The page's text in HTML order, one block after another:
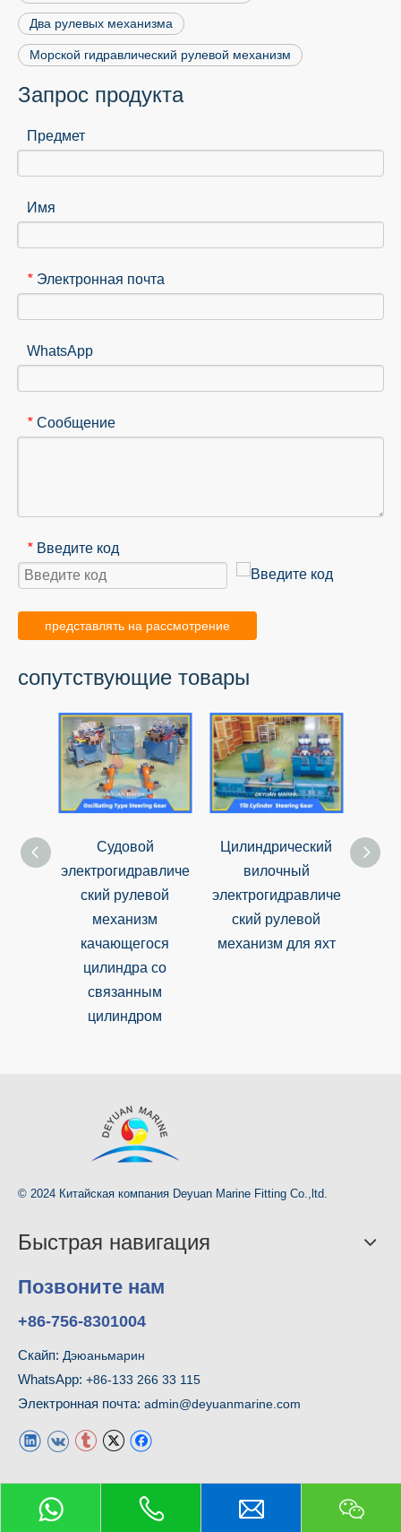
Два рулевых механизма
Морской гидравлический рулевой механизм
Запрос продукта
Предмет
Имя
* Электронная почта
WhatsApp
* Сообщение
* Введите код
представлять на рассмотрение
сопутствующие товары
Судовой
электрогидравличе
ский рулевой
механизм
качающегося
цилиндра со
связанным
цилиндром
Цилиндрический
вилочный
электрогидравличе
ский рулевой
механизм для яхт
© 2024 Китайская компания Deyuan Marine Fitting Co.,ltd.
Быстрая навигация
Позвоните нам
+86-756-8301004
Скайп: Дэюаньмарин
WhatsApp: +86-133 266 33 115
Электронная почта: admin@deyuanmarine.com